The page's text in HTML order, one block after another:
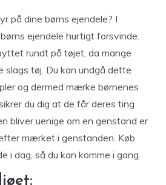
på dine børns ejendele? I
ejendele hurtigt forsvinde.
rundt på tøjet, da mange
slags tøj. Du kan undgå dette
og dermed mærke børnenes
du dig at de får deres ting
bliver uenige om en genstand er
mærket i genstanden. Køb
i dag, så du kan komme i gang.